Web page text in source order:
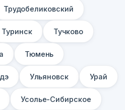
Трудобеликовский
Туринск Тучково
Тюмень
Ульяновск Урай
Усолье-Сибирское